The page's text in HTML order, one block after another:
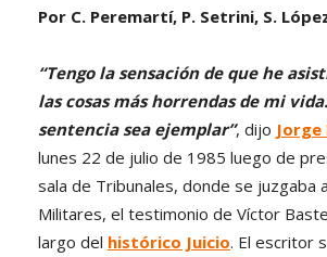
Por C. Peremartí, P. Setrini, S.
“Tengo la sensación de que he
las cosas más horrendas de mi
sentencia sea ejemplar”, dijo Jorge
lunes 22 de julio de 1985 luego de
sala de Tribunales, donde se juzgaba
Militares, el testimonio de Víctor
largo del histórico Juicio. El escritor